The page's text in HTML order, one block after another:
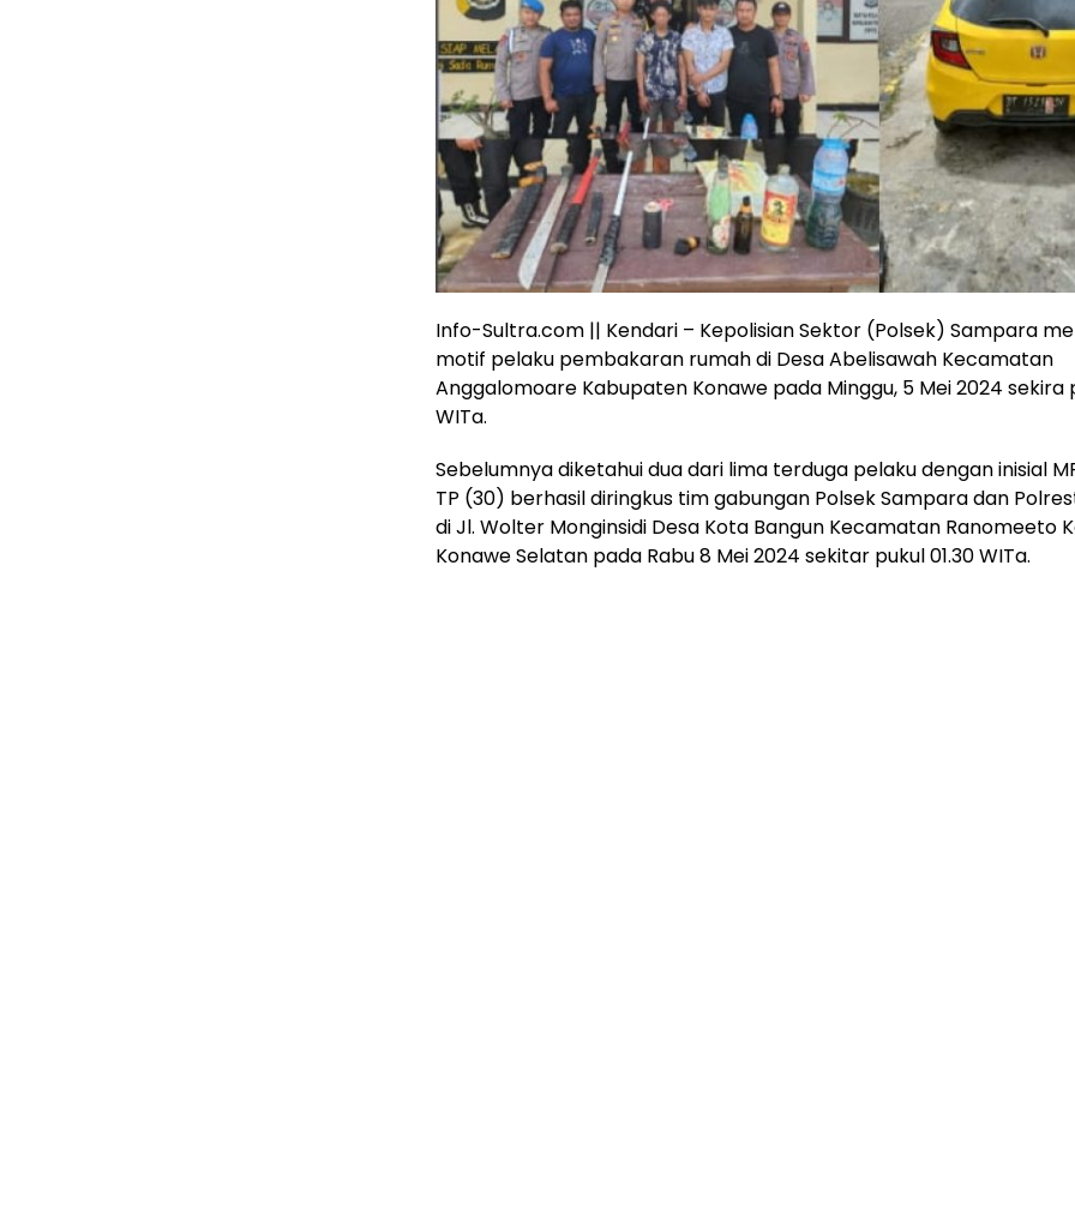
Info-Sultra.com || Kendari – Kepolisian Sektor (Polsek) Sampara
motif pelaku pembakaran rumah di Desa Abelisawah Kecamatan
Anggalomoare Kabupaten Konawe pada Minggu, 5 Mei 2024 sekira
WITa.
Sebelumnya diketahui dua dari lima terduga pelaku dengan inisial
TP (30) berhasil diringkus tim gabungan Polsek Sampara dan
di Jl. Wolter Monginsidi Desa Kota Bangun Kecamatan Ranomeeto
Konawe Selatan pada Rabu 8 Mei 2024 sekitar pukul 01.30 WITa.